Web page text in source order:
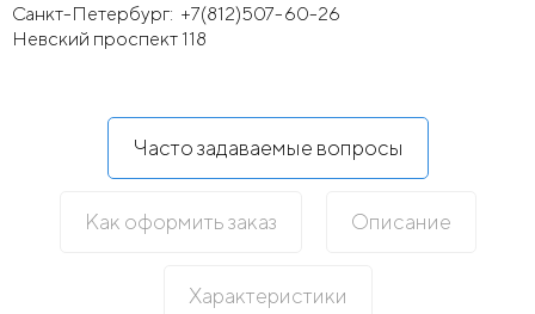
Санкт-Петербург: +7(812)507-60-26
Невский проспект 118
Часто задаваемые вопросы
Как оформить заказ Описание
Характеристики